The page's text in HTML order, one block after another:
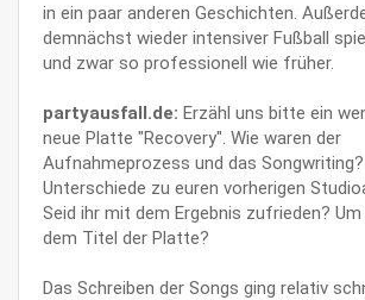
in ein paar anderen Geschichten.
demnächst wieder intensiver Fußball
und zwar so professionell wie früher.
partyausfall.de: Erzähl uns bitte ein
neue Platte "Recovery". Wie waren der
Aufnahmeprozess und das Songwriting?
Unterschiede zu euren vorherigen
Seid ihr mit dem Ergebnis zufrieden?
dem Titel der Platte?
Das Schreiben der Songs ging relativ